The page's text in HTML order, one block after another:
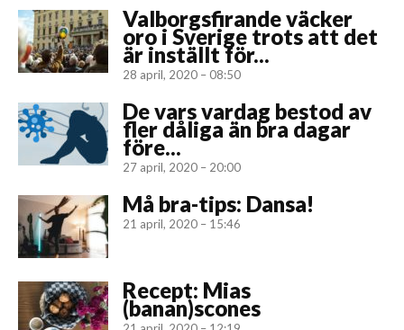
Valborgsfirande väcker
oro i Sverige trots att det
är inställt för...
28 april, 2020 – 08:50
De vars vardag bestod av
fler dåliga än bra dagar
före...
27 april, 2020 – 20:00
Må bra-tips: Dansa!
21 april, 2020 – 15:46
Recept: Mias
(banan)scones